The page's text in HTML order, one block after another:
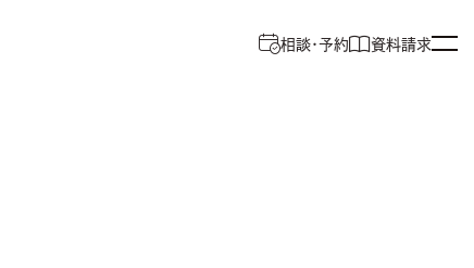
相談・予約 資料請求